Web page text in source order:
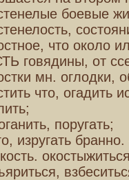
боевые
что около
говядины, от
мн. оглодки,
что, огадить
поругать;
изругать